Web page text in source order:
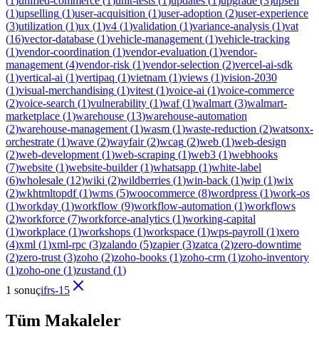
(1)upselling (1)user-acquisition (1)user-adoption (2)user-experience
(3)utilization (1)ux (1)v4 (1)validation (1)variance-analysis (1)vat
(16)vector-database (1)vehicle-management (1)vehicle-tracking
(1)vendor-coordination (1)vendor-evaluation (1)vendor-
management (4)vendor-risk (1)vendor-selection (2)vercel-ai-sdk
(1)vertical-ai (1)vertipaq (1)vietnam (1)views (1)vision-2030
(1)visual-merchandising (1)vitest (1)voice-ai (1)voice-commerce
(2)voice-search (1)vulnerability (1)waf(1)walmart (3)walmart-
marketplace (1)warehouse (13)warehouse-automation
(2)warehouse-management (1)wasm (1)waste-reduction (2)watsonx-
orchestrate (1)wave (2)wayfair(2)wcag (2)web (1)web-design
(2)web-development (1)web-scraping (1)web3 (1)webhooks
(7)website (1)website-builder(1)whatsapp (1)white-label
(6)wholesale (12)wiki (2)wildberries (1)win-back (1)wip (1)wix
(2)wkhtmltopdf(1)wms (5)woocommerce (8)wordpress (1)work-os
(1)workday (1)workflow (9)workflow-automation (1)workflows
(2)workforce (7)workforce-analytics (1)working-capital
(1)workplace (1)workshops (1)workspace (1)wps-payroll (1)xero
(4)xml (1)xml-rpc (3)zalando (5)zapier(3)zatca (2)zero-downtime
(2)zero-trust (3)zoho (2)zoho-books (1)zoho-crm (1)zoho-inventory
(1)zoho-one (1)zustand (1)
1 sonuçifrs-15
Tüm Makaleler